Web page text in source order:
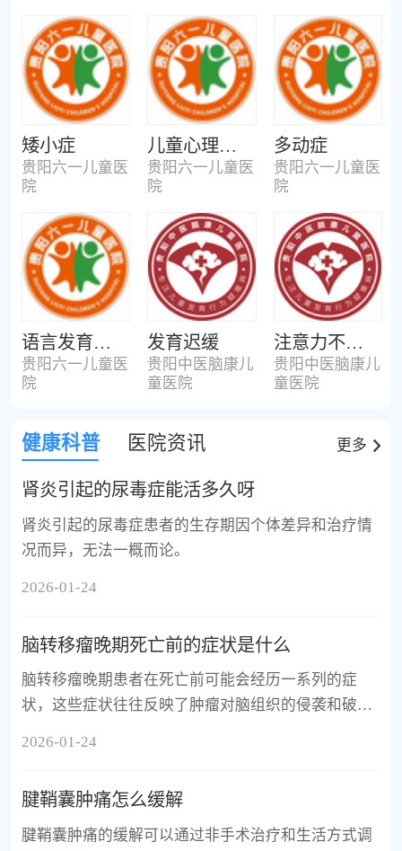
矮小症
贵阳六一儿童医
院
儿童心理咨询
贵阳六一儿童医
院
多动症
贵阳六一儿童医
院
语言发育迟缓
贵阳六一儿童医
院
发育迟缓
贵阳中医脑康儿
童医院
注意力不集中
贵阳中医脑康儿
童医院
健康科普 医院资讯 更多
肾炎引起的尿毒症能活多久呀
肾炎引起的尿毒症患者的生存期因个体差异和治疗情
况而异，无法一概而论。
2026-01-24
脑转移瘤晚期死亡前的症状是什么
脑转移瘤晚期患者在死亡前可能会经历一系列的症
状，这些症状往往反映了肿瘤对脑组织的侵袭和破
2026-01-24
腱鞘囊肿痛怎么缓解
腱鞘囊肿痛的缓解可以通过非手术治疗和生活方式调